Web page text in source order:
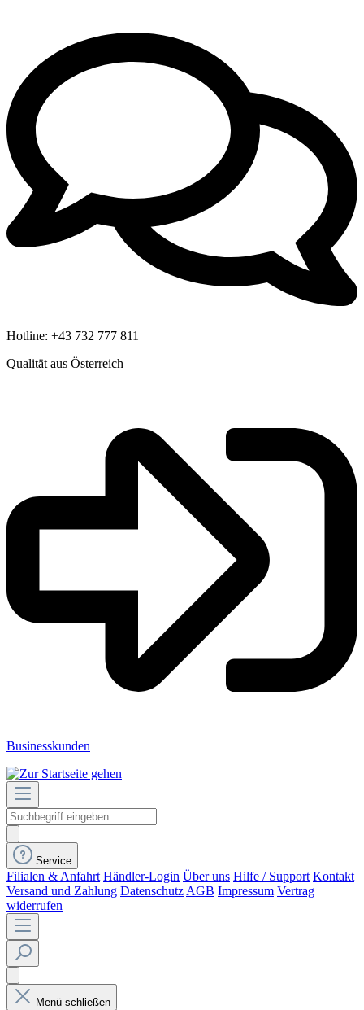
Hotline: +43 732 777 811
Qualität aus Österreich
Businesskunden
Service
Filialen & Anfahrt Händler-Login Über uns Hilfe / Support Kontakt
Versand und Zahlung Datenschutz AGB Impressum Vertrag
widerrufen
Menü schließen